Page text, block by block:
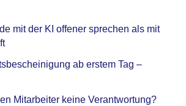
mit der KI offener sprechen als mit
ab erstem Tag –
Mitarbeiter keine Verantwortung?